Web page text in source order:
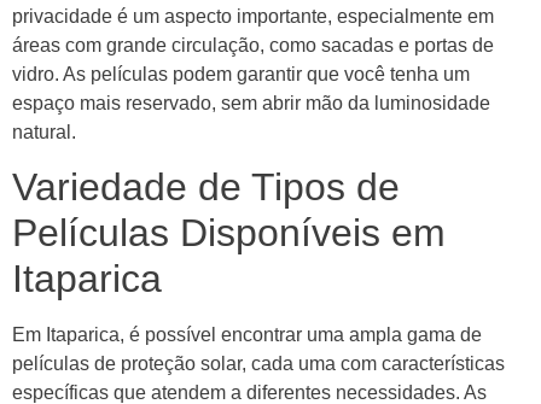
privacidade é um aspecto importante, especialmente em
áreas com grande circulação, como sacadas e portas de
vidro. As películas podem garantir que você tenha um
espaço mais reservado, sem abrir mão da luminosidade
natural.
Variedade de Tipos de
Películas Disponíveis em
Itaparica
Em Itaparica, é possível encontrar uma ampla gama de
películas de proteção solar, cada uma com características
específicas que atendem a diferentes necessidades. As